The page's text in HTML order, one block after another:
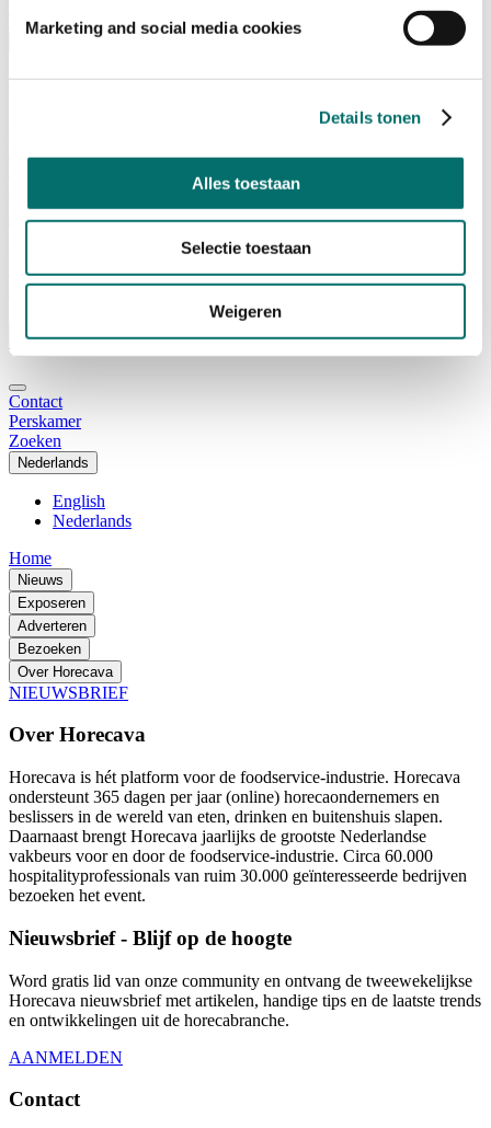
Marketing and social media cookies
Details tonen
Alles toestaan
Selectie toestaan
Weigeren
TICKETS HORECAVA
Over Horecava
Vacatures
Ticket kopen voor Horecava
TICKETS HORECAVA
NIEUWSBRIEF
Contact
Perskamer
Zoeken
Nederlands
English
Nederlands
Home
Nieuws
Exposeren
Adverteren
Bezoeken
Over Horecava
NIEUWSBRIEF
Over Horecava
Horecava is hét platform voor de foodservice-industrie. Horecava
ondersteunt 365 dagen per jaar (online) horecaondernemers en
beslissers in de wereld van eten, drinken en buitenshuis slapen.
Daarnaast brengt Horecava jaarlijks de grootste Nederlandse
vakbeurs voor en door de foodservice-industrie. Circa 60.000
hospitalityprofessionals van ruim 30.000 geïnteresseerde bedrijven
bezoeken het event.
Nieuwsbrief - Blijf op de hoogte
Word gratis lid van onze community en ontvang de tweewekelijkse
Horecava nieuwsbrief met artikelen, handige tips en de laatste trends
en ontwikkelingen uit de horecabranche.
AANMELDEN
Contact